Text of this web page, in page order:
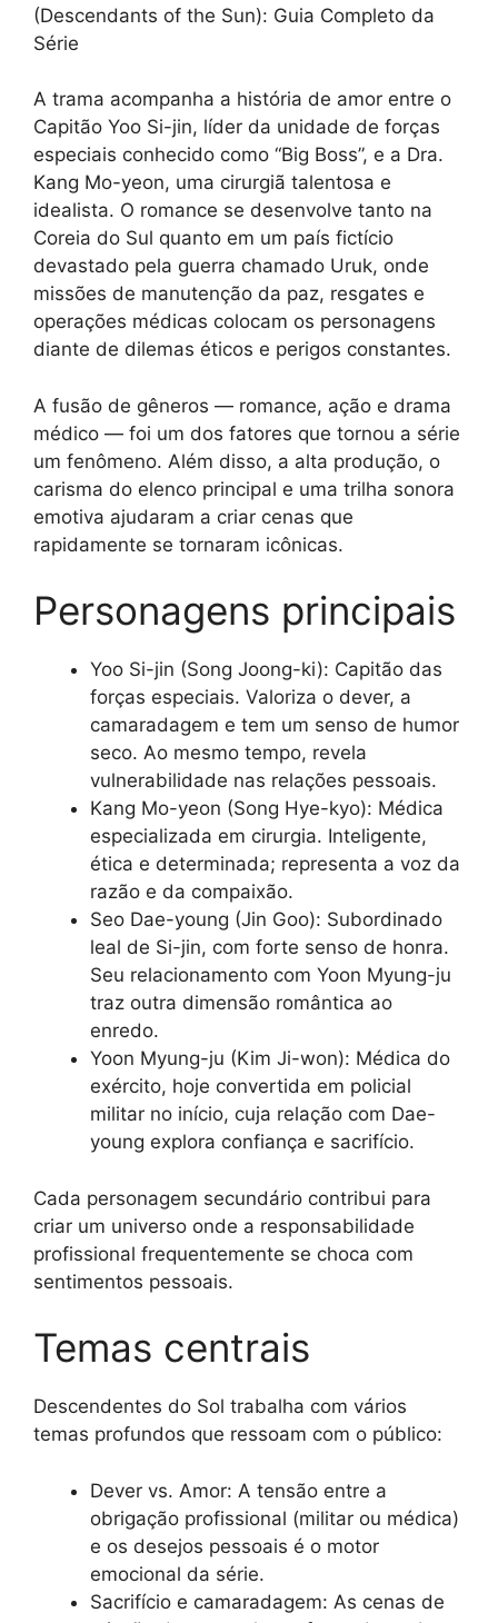
A trama acompanha a história de amor entre o
Capitão Yoo Si-jin, líder da unidade de forças
especiais conhecido como “Big Boss”, e a Dra.
Kang Mo-yeon, uma cirurgiã talentosa e
idealista. O romance se desenvolve tanto na
Coreia do Sul quanto em um país fictício
devastado pela guerra chamado Uruk, onde
missões de manutenção da paz, resgates e
operações médicas colocam os personagens
diante de dilemas éticos e perigos constantes.
A fusão de gêneros — romance, ação e drama
médico — foi um dos fatores que tornou a série
um fenômeno. Além disso, a alta produção, o
carisma do elenco principal e uma trilha sonora
emotiva ajudaram a criar cenas que
rapidamente se tornaram icônicas.
Personagens principais
Yoo Si-jin (Song Joong-ki): Capitão das
forças especiais. Valoriza o dever, a
camaradagem e tem um senso de humor
seco. Ao mesmo tempo, revela
vulnerabilidade nas relações pessoais.
Kang Mo-yeon (Song Hye-kyo): Médica
especializada em cirurgia. Inteligente,
ética e determinada; representa a voz da
razão e da compaixão.
Seo Dae-young (Jin Goo): Subordinado
leal de Si-jin, com forte senso de honra.
Seu relacionamento com Yoon Myung-ju
traz outra dimensão romântica ao
enredo.
Yoon Myung-ju (Kim Ji-won): Médica do
exército, hoje convertida em policial
militar no início, cuja relação com Dae-
young explora confiança e sacrifício.
Cada personagem secundário contribui para
criar um universo onde a responsabilidade
profissional frequentemente se choca com
sentimentos pessoais.
Temas centrais
Descendentes do Sol trabalha com vários
temas profundos que ressoam com o público:
Dever vs. Amor: A tensão entre a
obrigação profissional (militar ou médica)
e os desejos pessoais é o motor
emocional da série.
Sacrifício e camaradagem: As cenas de